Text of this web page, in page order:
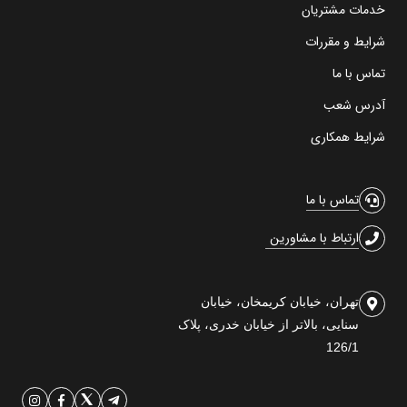
خدمات مشتریان
شرایط و مقررات
تماس با ما
آدرس شعب
شرایط همکاری
تماس با ما
ارتباط با مشاورین
تهران، خیابان کریمخان، خیابان
سنایی، بالاتر از خیابان خدری، پلاک
126/1